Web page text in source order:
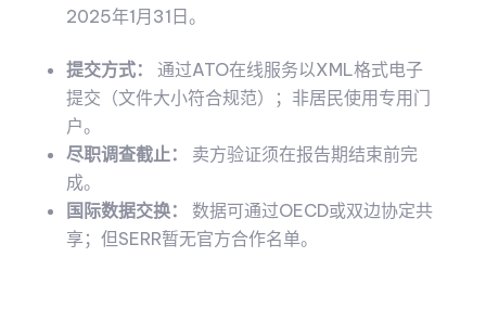
2025年1月31日。
提交方式：
通过ATO在线服务以XML格式电子
提交（文件大小符合规范）；非居民使用专用门
户。
尽职调查截止：
卖方验证须在报告期结束前完
成。
国际数据交换：
数据可通过OECD或双边协定共
享；但SERR暂无官方合作名单。